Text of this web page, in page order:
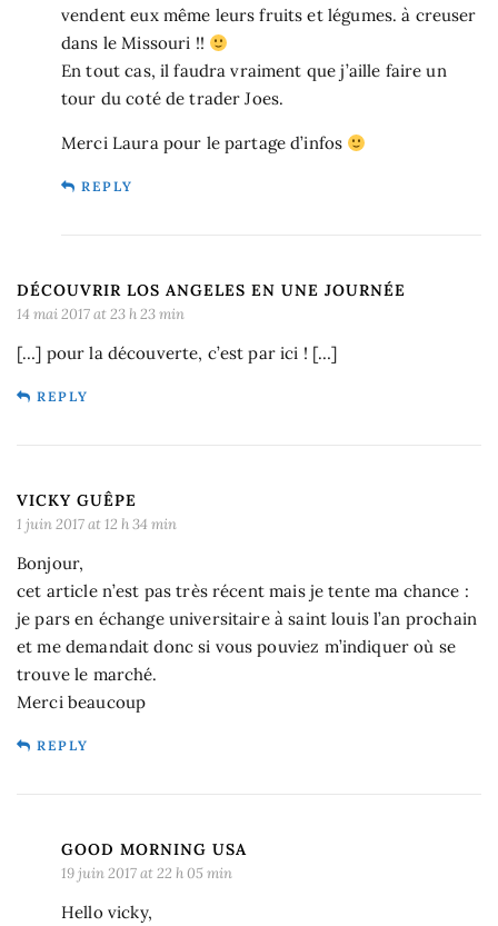
vendent eux même leurs fruits et légumes. à creuser
dans le Missouri !!
En tout cas, il faudra vraiment que j’aille faire un
tour du coté de trader Joes.
Merci Laura pour le partage d’infos
REPLY
DÉCOUVRIR LOS ANGELES EN UNE JOURNÉE
14 mai 2017 at 23 h 23 min
[…] pour la découverte, c’est par ici ! […]
REPLY
VICKY GUÊPE
1 juin 2017 at 12 h 34 min
Bonjour,
cet article n’est pas très récent mais je tente ma chance :
je pars en échange universitaire à saint louis l’an prochain
et me demandait donc si vous pouviez m’indiquer où se
trouve le marché.
Merci beaucoup
REPLY
GOOD MORNING USA
19 juin 2017 at 22 h 05 min
Hello vicky,